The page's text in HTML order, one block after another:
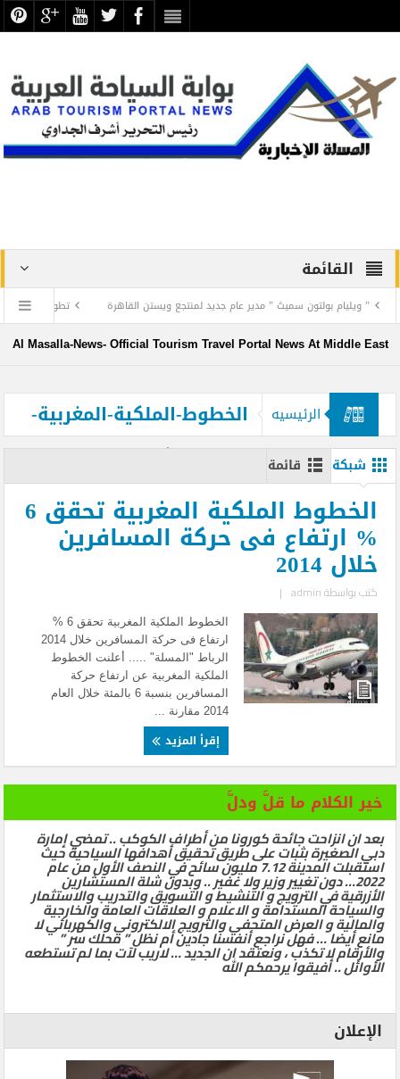
القائمة
بولتون سميث ” مدير عام جديد لمنتجع ويستن القاهرة تطوير منظومة العمل
Al Masalla-News- Official Tourism Travel Portal News At Middle East
الرئيسيه
الخطوط-الملكية-المغربية-
تحقق-6-%-ارتفاع-فى-حركة-المسافرين-
خلال-2014
شبكة قائمة
الخطوط الملكية المغربية تحقق 6
% ارتفاع فى حركة المسافرين
خلال 2014
كتب بواسطةadmin
|
الخطوط الملكية المغربية تحقق 6 %
الرباط "المسلة" ..... أعلنت الخطوط
الملكية المغربية عن ارتفاع حركة
المسافرين بنسبة 6 بالمئة خلال العام
2014 مقارنة ...
إقرأ المزيد
خير الكلام ما قلَّ ودلَّ
بعد ان انزاحت جائحة كورونا من أطراف الكوكب .. تمضي إمارة
دبي الصغيرة بثبات على طريق تحقيق أهدافها السياحية حيث
استقبلت المدينة 7.12 مليون سائح في النصف الأول من عام
2022… دون تغيير وزير ولا غفير .. وبدون شلة المستشارين
الأزرقية في الترويج و التنشيط و التسويق والتدريب والاستثمار
والسياحة المستدامة و الاعلام و العلاقات العامة والخارجية
والمالية و العرض المتحفي والترويج الالكتروني والكهربائي لا
مانع أيضا … فهل نراجع أنفسنا جادين أم نظل ” محلك سر ”
والأرقام لا تكذب ، ونعتقد ان الجديد … لاريب لآت بما لم تستطعه
الأوائل .. أفيقوا يرحمكم الله
الإعلان